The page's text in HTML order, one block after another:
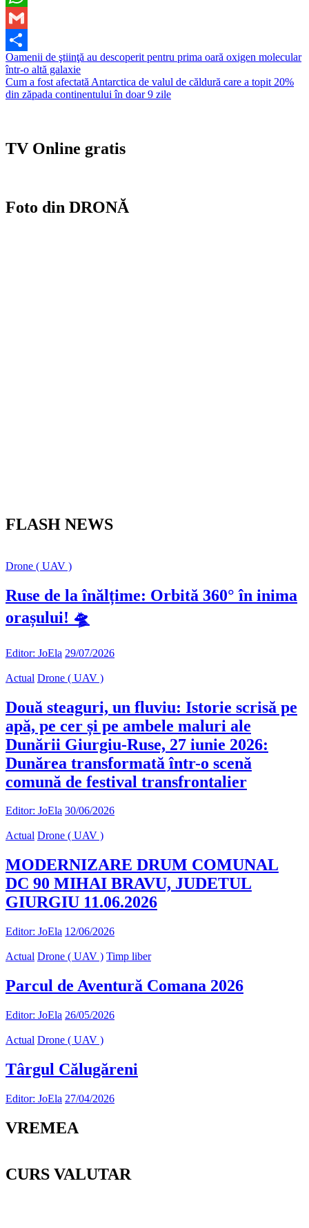
WhatsApp
Gmail
Partajează
Navigare
în
articole
Oamenii de ştiinţă au descoperit pentru prima oară oxigen molecular
într-o altă galaxie
Cum a fost afectată Antarctica de valul de căldură care a topit 20%
din zăpada continentului în doar 9 zile
TV Online gratis
Foto din DRONĂ
FLASH NEWS
Drone ( UAV )
Ruse de la înălțime: Orbită 360° în inima
orașului! 🛸
Editor: JoEla 29/07/2026
Actual Drone ( UAV )
Două steaguri, un fluviu: Istorie scrisă pe
apă, pe cer și pe ambele maluri ale
Dunării Giurgiu-Ruse, 27 iunie 2026:
Dunărea transformată într-o scenă
comună de festival transfrontalier
Editor: JoEla 30/06/2026
Actual Drone ( UAV )
MODERNIZARE DRUM COMUNAL
DC 90 MIHAI BRAVU, JUDETUL
GIURGIU 11.06.2026
Editor: JoEla 12/06/2026
Actual Drone ( UAV ) Timp liber
Parcul de Aventură Comana 2026
Editor: JoEla 26/05/2026
Actual Drone ( UAV )
Târgul Călugăreni
Editor: JoEla 27/04/2026
VREMEA
CURS VALUTAR